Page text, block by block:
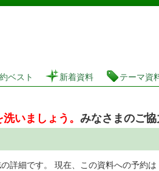
図書館 蔵書検索・予約システム
ベスト 新着資料 テーマ資
いましょう。 みなさまのご協
詳細です。 現在、この資料への予約は